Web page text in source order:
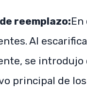
reemplazo:
Al
se
principal de